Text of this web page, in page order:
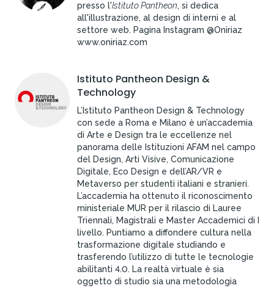
presso l'Istituto Pantheon, si dedica
all'illustrazione, al design di interni e al
settore web. Pagina Instagram @Oniriaz
www.oniriaz.com
Istituto Pantheon Design &
Technology
L’Istituto Pantheon Design & Technology
con sede a Roma e Milano è un’accademia
di Arte e Design tra le eccellenze nel
panorama delle Istituzioni AFAM nel campo
del Design, Arti Visive, Comunicazione
Digitale, Eco Design e dell’AR/VR e
Metaverso per studenti italiani e stranieri.
L’accademia ha ottenuto il riconoscimento
ministeriale MUR per il rilascio di Lauree
Triennali, Magistrali e Master Accademici di I
livello. Puntiamo a diffondere cultura nella
trasformazione digitale studiando e
trasferendo l’utilizzo di tutte le tecnologie
abilitanti 4.0. La realtà virtuale è sia
oggetto di studio sia una metodologia